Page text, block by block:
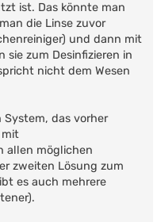
ist. Das könnte man
die Linse zuvor
und dann mit
sie zum Desinfizieren in
nicht dem Wesen
das vorher
mit
allen möglichen
zweiten Lösung zum
es auch mehrere